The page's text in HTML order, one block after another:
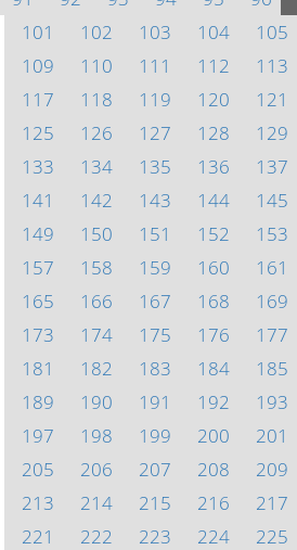
101
102 103 104 105
109
110 111 112 113
117
118 119 120 121
125
126 127 128 129
133
134 135 136 137
141
142 143 144 145
149
150 151 152 153
157
158 159 160 161
165
166 167 168 169
173
174 175 176 177
181
182 183 184 185
189
190 191 192 193
197
198 199 200 201
205
206 207 208 209
213
214 215 216 217
221
222 223 224 225